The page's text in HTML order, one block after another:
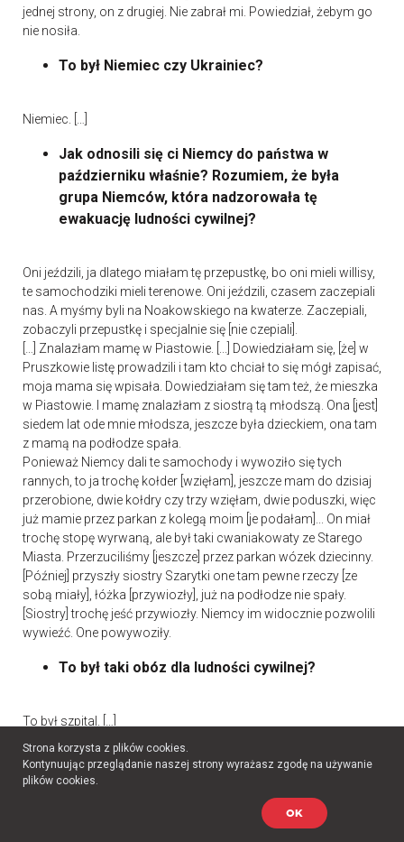
jednej strony, on z drugiej. Nie zabrał mi. Powiedział, żebym go
nie nosiła.
To był Niemiec czy Ukrainiec?
Niemiec. […]
Jak odnosili się ci Niemcy do państwa w
październiku właśnie? Rozumiem, że była
grupa Niemców, która nadzorowała tę
ewakuację ludności cywilnej?
Oni jeździli, ja dlatego miałam tę przepustkę, bo oni mieli willisy,
te samochodziki mieli terenowe. Oni jeździli, czasem zaczepiali
nas. A myśmy byli na Noakowskiego na kwaterze. Zaczepiali,
zobaczyli przepustkę i specjalnie się [nie czepiali].
[…] Znalazłam mamę w Piastowie. [...] Dowiedziałam się, [że] w
Pruszkowie listę prowadzili i tam kto chciał to się mógł zapisać,
moja mama się wpisała. Dowiedziałam się tam też, że mieszka
w Piastowie. I mamę znalazłam z siostrą tą młodszą. Ona [jest]
siedem lat ode mnie młodsza, jeszcze była dzieckiem, ona tam
z mamą na podłodze spała.
Ponieważ Niemcy dali te samochody i wywoziło się tych
rannych, to ja trochę kołder [wzięłam], jeszcze mam do dzisiaj
przerobione, dwie kołdry czy trzy wzięłam, dwie poduszki, więc
już mamie przez parkan z kolegą moim [je podałam]... On miał
trochę stopę wyrwaną, ale był taki cwaniakowaty ze Starego
Miasta. Przerzuciliśmy [jeszcze] przez parkan wózek dziecinny.
[Później] przyszły siostry Szarytki one tam pewne rzeczy [ze
sobą miały], łóżka [przywiozły], już na podłodze nie spały.
[Siostry] trochę jeść przywiozły. Niemcy im widocznie pozwolili
wywieźć. One powywoziły.
To był taki obóz dla ludności cywilnej?
To był szpital. […]
Proszę opowiedzieć, jeszcze ten październik
jak ewakuowała pani chorych...?
Z Noakowskiego codziennie chodziło się w inne miejsce. To,
Strona korzysta z plików cookies.
Kontynuując przeglądanie naszej strony wyrażasz zgodę na używanie
plików cookies.
OK